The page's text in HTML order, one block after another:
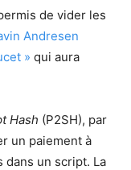
de vider les
Andresen
» qui aura
Hash (P2SH), par
un paiement à
un script. La